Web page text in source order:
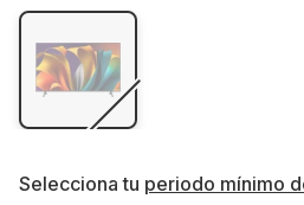
Selecciona tu periodo mínimo